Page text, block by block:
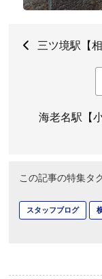
三ツ境駅【
海老名駅【
この記事の特集タ
スタッフブログ